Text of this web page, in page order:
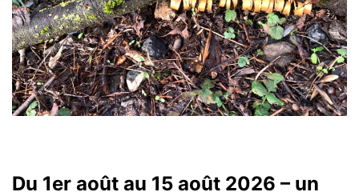
Du 1er août au 15 août 2026 – un